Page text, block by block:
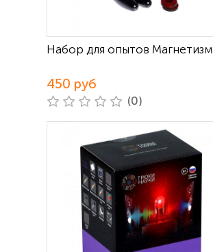
Набор для опытов Магнетизм
450 руб
(0)